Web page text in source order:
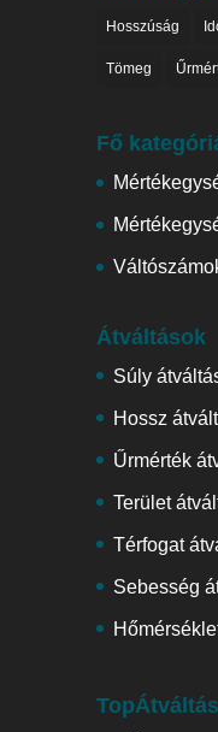
Hosszúság
Tömeg
Fő
Átváltások
Súly
Hossz
Űrmérték
Terület
Térfogat
Sebesség